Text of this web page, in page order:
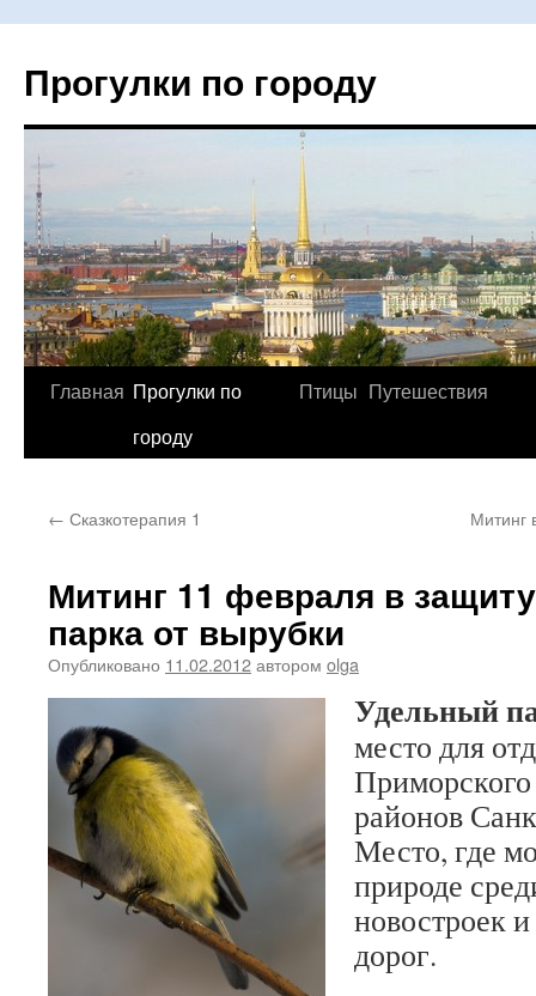
Прогулки по городу
Перейти
Главная Прогулки по
городу
Птицы Путешествия
← Сказкотерапия 1 Митинг
Митинг 11 февраля в
парка от вырубки
Опубликовано 11.02.2012автором olga
Удельный
место для
районов
Место, где
природе
новостроек
дорог.